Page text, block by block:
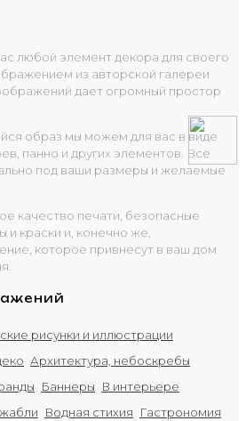
любой элемент декора для своего
из авторской галереи
дает огромный простор
образ мы можем для вас в виде
панно и других элементов. Все
под ваши размеры и желаемые
качество печати, безопасные
и краски и, конечно же,
которое привнесут в ваш дом
рисунки и иллюстрации
Архитектура, небоскребы
Баннеры
В интерьере
Водная стихия
Гастрономия